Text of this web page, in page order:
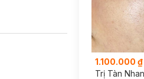
1.100.000 ₫
Trị Tàn